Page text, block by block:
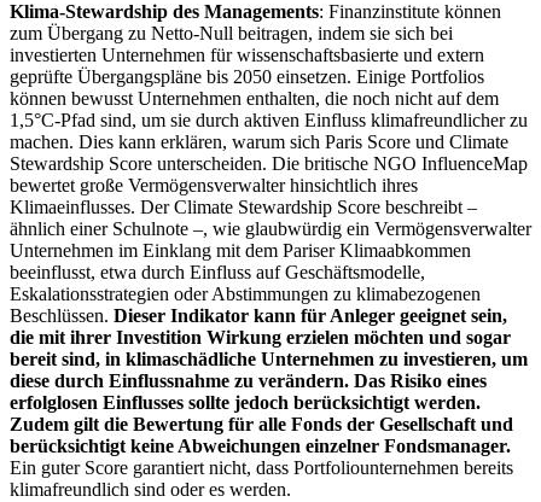
Klima-Stewardship des Managements: Finanzinstitute können
zum Übergang zu Netto-Null beitragen, indem sie sich bei
investierten Unternehmen für wissenschaftsbasierte und extern
geprüfte Übergangspläne bis 2050 einsetzen. Einige Portfolios
können bewusst Unternehmen enthalten, die noch nicht auf dem
1,5°C-Pfad sind, um sie durch aktiven Einfluss klimafreundlicher zu
machen. Dies kann erklären, warum sich Paris Score und Climate
Stewardship Score unterscheiden. Die britische NGO InfluenceMap
bewertet große Vermögensverwalter hinsichtlich ihres
Klimaeinflusses. Der Climate Stewardship Score beschreibt –
ähnlich einer Schulnote –, wie glaubwürdig ein Vermögensverwalter
Unternehmen im Einklang mit dem Pariser Klimaabkommen
beeinflusst, etwa durch Einfluss auf Geschäftsmodelle,
Eskalationsstrategien oder Abstimmungen zu klimabezogenen
Beschlüssen. Dieser Indikator kann für Anleger geeignet sein,
die mit ihrer Investition Wirkung erzielen möchten und sogar
bereit sind, in klimaschädliche Unternehmen zu investieren, um
diese durch Einflussnahme zu verändern. Das Risiko eines
erfolglosen Einflusses sollte jedoch berücksichtigt werden.
Zudem gilt die Bewertung für alle Fonds der Gesellschaft und
berücksichtigt keine Abweichungen einzelner Fondsmanager.
Ein guter Score garantiert nicht, dass Portfoliounternehmen bereits
klimafreundlich sind oder es werden.